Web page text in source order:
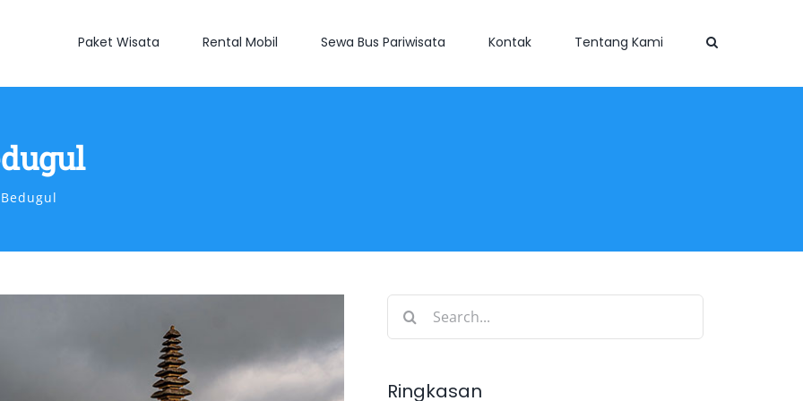
Paket Wisata Rental Mobil Sewa Bus Pariwisata Kontak Tentang Kami
Search
Ringkasan